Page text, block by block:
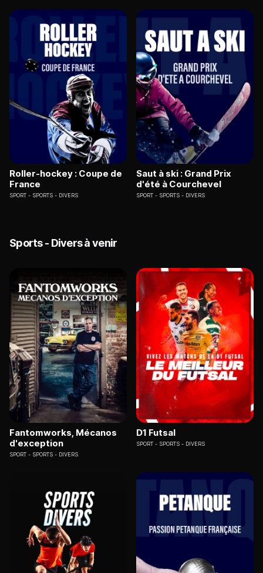
Roller-hockey : Coupe de
France
SPORT SPORTS - DIVERS
Saut à ski : Grand Prix
d'été à Courchevel
SPORT SPORTS - DIVERS
Sports - Divers à venir
Fantomworks, Mécanos
d'exception
SPORT SPORTS - DIVERS
D1 Futsal
SPORT SPORTS - DIVERS